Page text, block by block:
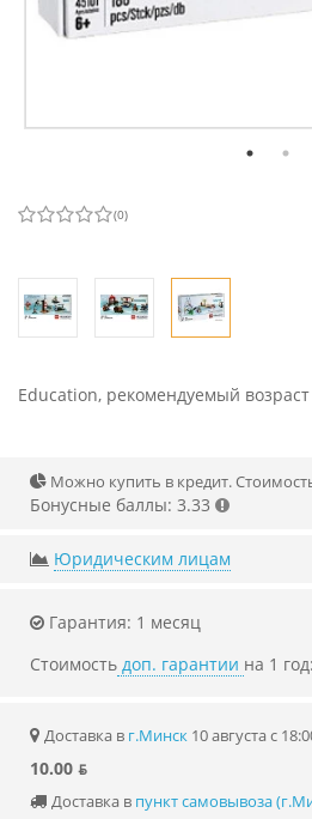
(0)
Education, рекомендуемый возраст
Можно купить в кредит.
Бонусные баллы: 3.33
Юридическим лицам
Гарантия: 1 месяц
Стоимость доп. гарантии на 1
Доставка в г.Минск 10 августа с
10.00 ƃ
Доставка в пункт самовывоза